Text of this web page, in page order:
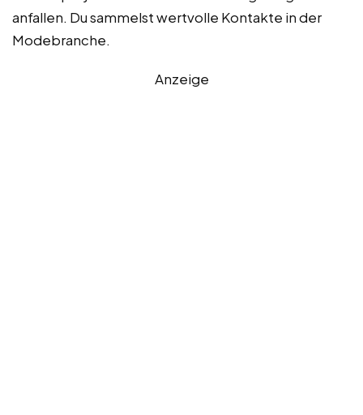
anfallen. Du sammelst wertvolle Kontakte in der
Modebranche.
Anzeige